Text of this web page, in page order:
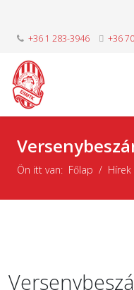
+36 1 283-3946 +36
Ön itt van: Főlap Hírek